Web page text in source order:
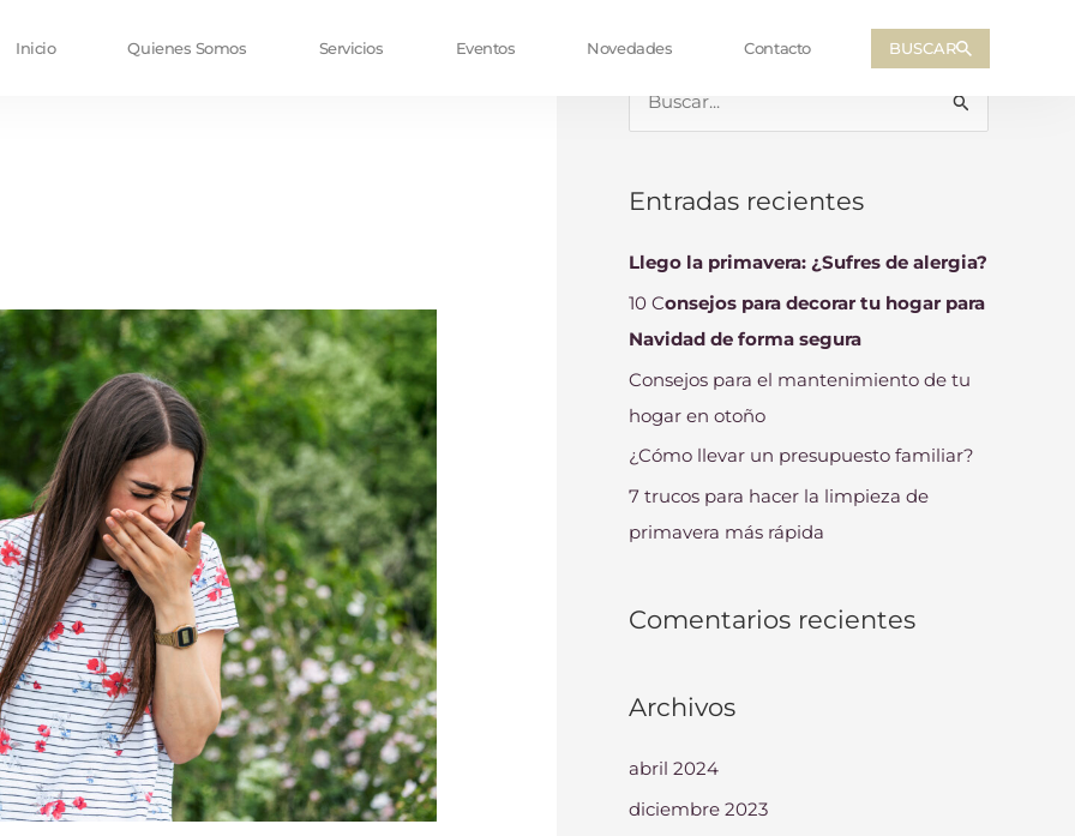
Inicio Quienes Somos Servicios Eventos Novedades Contacto BUSCAR
c
a
r
:
Entradas recientes
Llego la primavera: ¿Sufres de alergia?
10 Consejos para decorar tu hogar para
Navidad de forma segura
Consejos para el mantenimiento de tu
hogar en otoño
¿Cómo llevar un presupuesto familiar?
7 trucos para hacer la limpieza de
primavera más rápida
Comentarios recientes
Archivos
abril 2024
diciembre 2023